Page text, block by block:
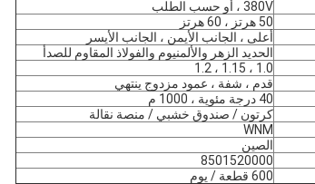
380V ، أو حسب الطلب
50 هرتز ، 60 هرتز
أعلى ، الجانب الأيمن ، الجانب الأيسر
الحديد الزهر والألمنيوم والفولاذ المقاوم للصدأ
1.0 ، 1.15 ، 1.2
قدم ، شفة ، عمود مزدوج ينتهي
40 درجة مئوية ، 1000 م
كرتون / صندوق خشبي / منصة نقالة
WNM
الصين
8501520000
600 قطعة / يوم